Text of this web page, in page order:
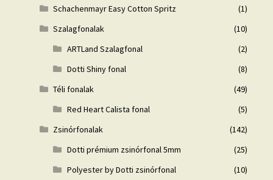
Schachenmayr Easy Cotton Spritz
(1)
Szalagfonalak
(10)
ARTLand Szalagfonal
(2)
Dotti Shiny fonal
(8)
Téli fonalak
(49)
Red Heart Calista fonal
(5)
Zsinórfonalak
(142)
Dotti prémium zsinórfonal 5mm
(25)
Polyester by Dotti zsinórfonal
(10)